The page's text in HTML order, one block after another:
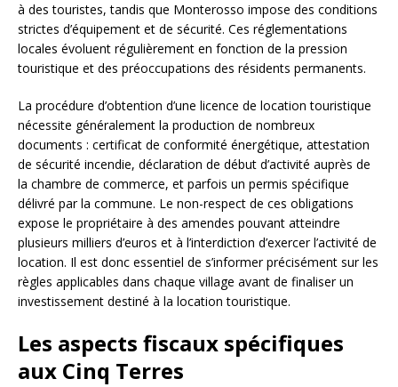
à des touristes, tandis que Monterosso impose des conditions
strictes d’équipement et de sécurité. Ces réglementations
locales évoluent régulièrement en fonction de la pression
touristique et des préoccupations des résidents permanents.
La procédure d’obtention d’une licence de location touristique
nécessite généralement la production de nombreux
documents : certificat de conformité énergétique, attestation
de sécurité incendie, déclaration de début d’activité auprès de
la chambre de commerce, et parfois un permis spécifique
délivré par la commune. Le non-respect de ces obligations
expose le propriétaire à des amendes pouvant atteindre
plusieurs milliers d’euros et à l’interdiction d’exercer l’activité de
location. Il est donc essentiel de s’informer précisément sur les
règles applicables dans chaque village avant de finaliser un
investissement destiné à la location touristique.
Les aspects fiscaux spécifiques
aux Cinq Terres